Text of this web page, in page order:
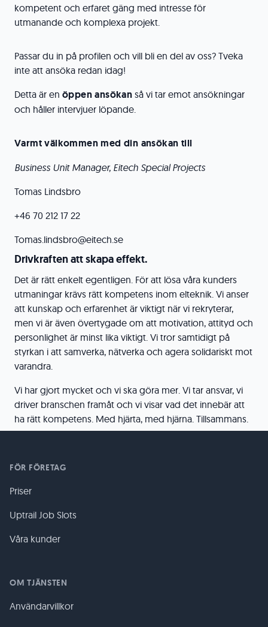
kompetent och erfaret gäng med intresse för
utmanande och komplexa projekt.
Passar du in på profilen och vill bli en del av oss? Tveka
inte att ansöka redan idag!
Detta är en öppen ansökan så vi tar emot ansökningar
och håller intervjuer löpande.
Varmt välkommen med din ansökan till
Business Unit Manager, Eitech Special Projects
Tomas Lindsbro
+46 70 212 17 22
Tomas.lindsbro@eitech.se
Drivkraften att skapa effekt.
Det är rätt enkelt egentligen. För att lösa våra kunders
utmaningar krävs rätt kompetens inom elteknik. Vi anser
att kunskap och erfarenhet är viktigt när vi rekryterar,
men vi är även övertygade om att motivation, attityd och
personlighet är minst lika viktigt. Vi tror samtidigt på
styrkan i att samverka, nätverka och agera solidariskt mot
varandra.
Vi har gjort mycket och vi ska göra mer. Vi tar ansvar, vi
driver branschen framåt och vi visar vad det innebär att
ha rätt kompetens. Med hjärta, med hjärna. Tillsammans.
FÖR FÖRETAG
Priser
Uptrail Job Slots
Våra kunder
OM TJÄNSTEN
Användarvillkor